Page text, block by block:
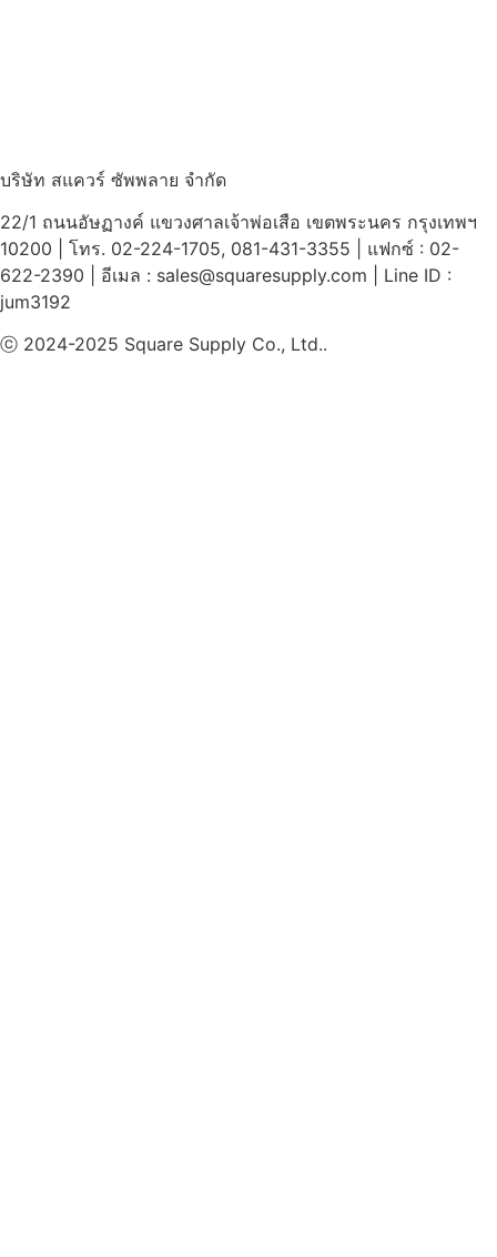
บริษัท สแควร์ ซัพพลาย จำกัด
22/1 ถนนอัษฏางค์ แขวงศาลเจ้าพ่อเสือ เขตพระนคร กรุงเทพฯ
10200 | โทร. 02-224-1705, 081-431-3355 | แฟกซ์ : 02-
622-2390 | อีเมล : sales@squaresupply.com | Line ID :
jum3192
ⓒ 2024-2025 Square Supply Co., Ltd..